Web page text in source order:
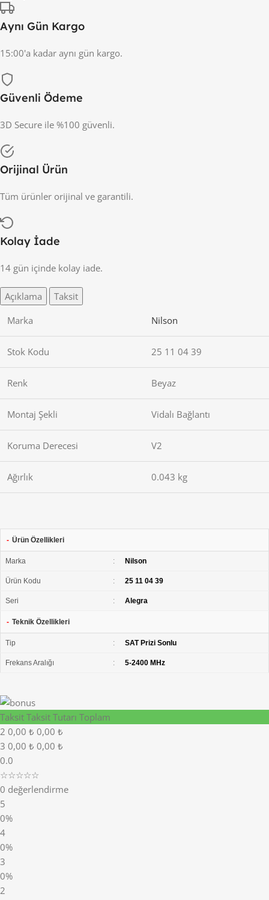
Aynı Gün Kargo
15:00'a kadar aynı gün kargo.
Güvenli Ödeme
3D Secure ile %100 güvenli.
Orijinal Ürün
Tüm ürünler orijinal ve garantili.
Kolay İade
14 gün içinde kolay iade.
Açıklama
Taksit
Marka
Nilson
Stok Kodu 25 11 04 39
Renk Beyaz
Montaj Şekli Vidalı Bağlantı
Koruma Derecesi V2
Ağırlık 0.043 kg
- Ürün Özellikleri
Marka : Nilson
Ürün Kodu : 25 11 04 39
Seri : Alegra
- Teknik Özellikleri
Tip : SAT Prizi Sonlu
Frekans Aralığı : 5-2400 MHz
Taksit Taksit Tutarı Toplam
2 0,00 ₺ 0,00 ₺
3 0,00 ₺ 0,00 ₺
0.0
☆☆☆☆☆
0 değerlendirme
5
0%
4
0%
3
0%
2